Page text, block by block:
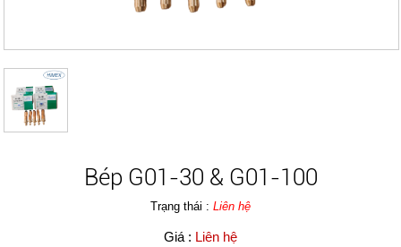
Bép G01-30 & G01-100
Trạng thái : Liên hệ
Giá : Liên hệ